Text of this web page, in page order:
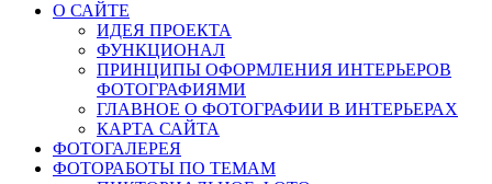
О САЙТЕ
ИДЕЯ ПРОЕКТА
ФУНКЦИОНАЛ
ПРИНЦИПЫ ОФОРМЛЕНИЯ ИНТЕРЬЕРОВ
ФОТОГРАФИЯМИ
ГЛАВНОЕ О ФОТОГРАФИИ В ИНТЕРЬЕРАХ
КАРТА САЙТА
ФОТОГАЛЕРЕЯ
ФОТОРАБОТЫ ПО ТЕМАМ